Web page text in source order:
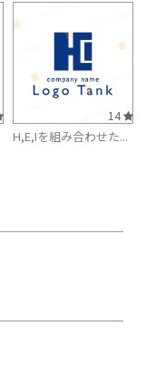
14
H,E,Iを組み合わせた...